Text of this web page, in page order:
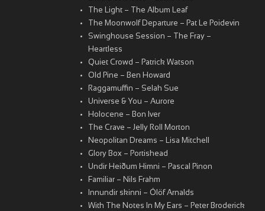
The Light – The Album Leaf
The Moonwolf Departure – Pat Le Poidevin
Swinghouse Session – The Fray –
Heartless
Quiet Crowd – Patrick Watson
Old Pine – Ben Howard
Raggamuffin – Selah Sue
Universe & You – Aurore
Holocene – Bon Iver
The Crave – Jelly Roll Morton
Neopolitan Dreams – Lisa Mitchell
Glory Box – Portishead
Undir Heiðum Himni – Pascal Pinon
Familiar – Nils Frahm
Innundir skinni – Ólöf Arnalds
With The Notes In My Ears – Peter Broderick